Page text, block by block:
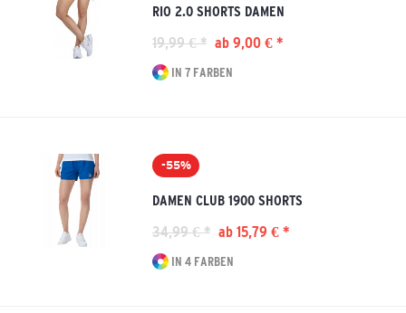
RIO 2.0 SHORTS DAMEN
19,99 € * ab 9,00 € *
IN 7 FARBEN
-55%
DAMEN CLUB 1900 SHORTS
34,99 € * ab 15,79 € *
IN 4 FARBEN